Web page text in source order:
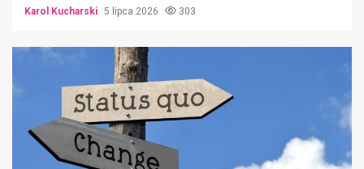
Karol Kucharski 5 lipca 2026 303